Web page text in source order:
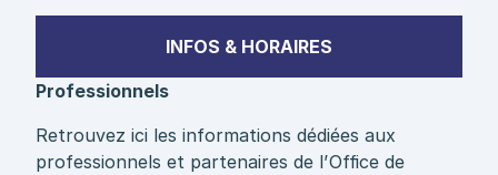
INFOS & HORAIRES
Professionnels
Retrouvez ici les informations dédiées aux
professionnels et partenaires de l’Office de